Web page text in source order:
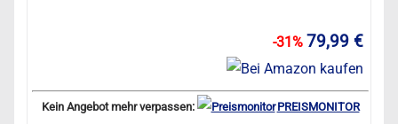
-31% 79,99 €
Kein Angebot mehr verpassen:
PREISMONITOR